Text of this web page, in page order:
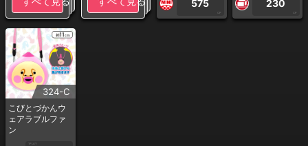
575
CP
230
CP
324-C
こびとづかんウ
ェアラブルファ
ン
1PLAY